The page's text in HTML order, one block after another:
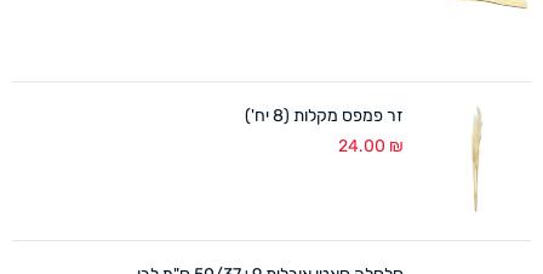
זר פמפס מקלות (8 יח')
24.00 ₪